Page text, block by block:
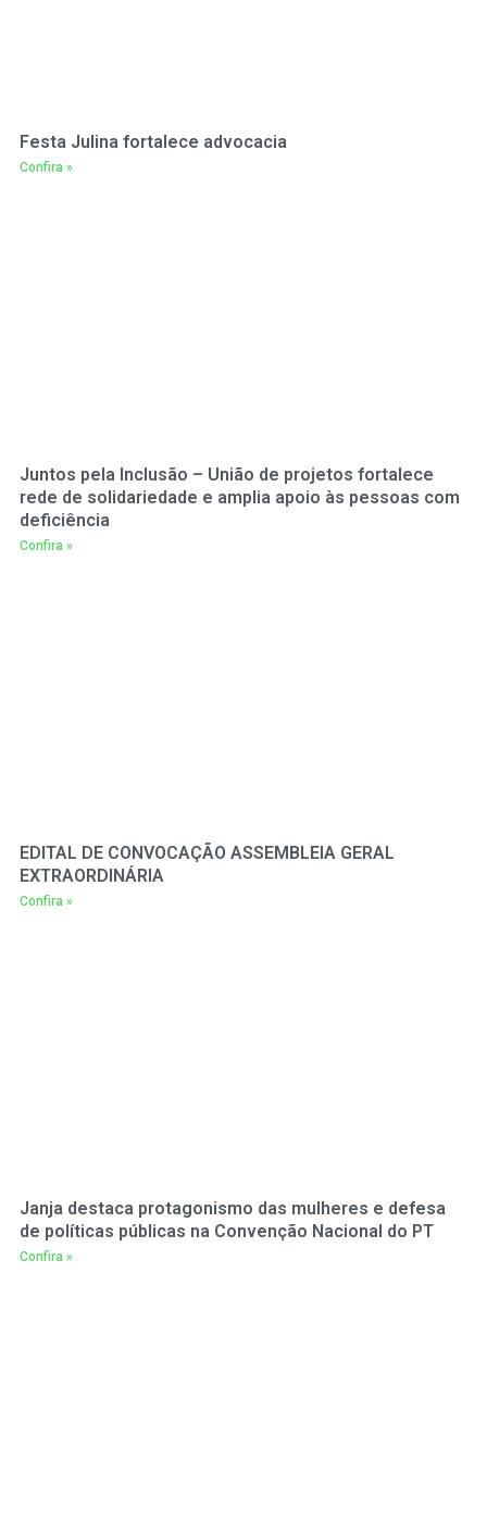
Festa Julina fortalece advocacia
Confira »
Juntos pela Inclusão – União de projetos fortalece
rede de solidariedade e amplia apoio às pessoas com
deficiência
Confira »
EDITAL DE CONVOCAÇÃO ASSEMBLEIA GERAL
EXTRAORDINÁRIA
Confira »
Janja destaca protagonismo das mulheres e defesa
de políticas públicas na Convenção Nacional do PT
Confira »